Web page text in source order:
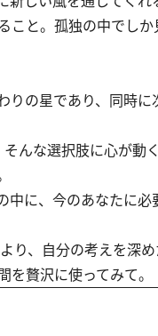
こと。孤独の中でし
の星であり、同時に
んな選択肢に心が動
に、今のあなたに必
り、自分の考えを深
贅沢に使ってみて。